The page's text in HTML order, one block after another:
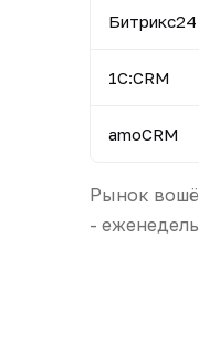
Битрикс24
1С:CRM
amoCRM
Рынок
-